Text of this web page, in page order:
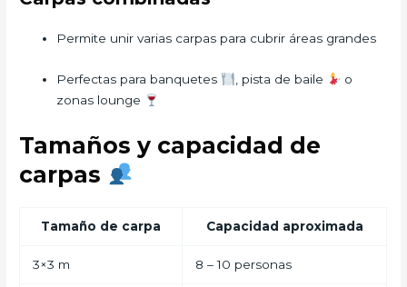
Permite unir varias carpas para cubrir áreas grandes
Perfectas para banquetes , pista de baile
o
zonas lounge
Tamaños y capacidad de
carpas
Tamaño de carpa Capacidad aproximada
3×3 m 8 – 10 personas